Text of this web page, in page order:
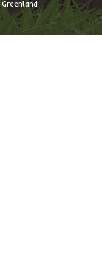
Greenland